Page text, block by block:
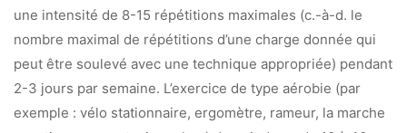
une intensité de 8-15 répétitions maximales (c.-à-d. le
nombre maximal de répétitions d’une charge donnée qui
peut être soulevé avec une technique appropriée) pendant
2-3 jours par semaine. L’exercice de type aérobie (par
exemple : vélo stationnaire, ergomètre, rameur, la marche